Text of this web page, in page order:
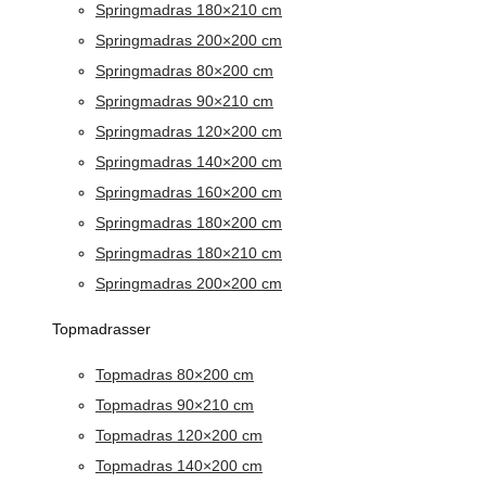
Springmadras 180×210 cm
Springmadras 200×200 cm
Springmadras 80×200 cm
Springmadras 90×210 cm
Springmadras 120×200 cm
Springmadras 140×200 cm
Springmadras 160×200 cm
Springmadras 180×200 cm
Springmadras 180×210 cm
Springmadras 200×200 cm
Topmadrasser
Topmadras 80×200 cm
Topmadras 90×210 cm
Topmadras 120×200 cm
Topmadras 140×200 cm